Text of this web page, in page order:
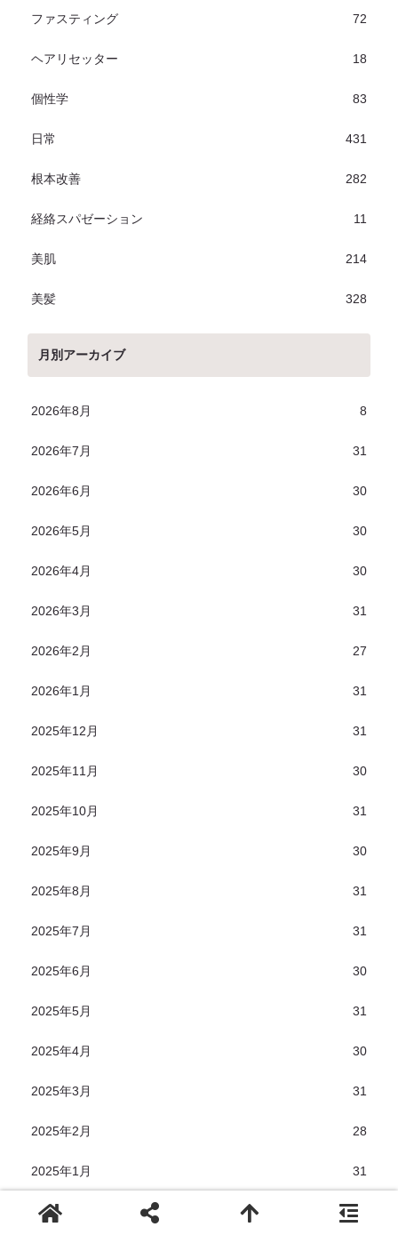
ファスティング 72
ヘアリセッター 18
個性学 83
日常 431
根本改善 282
経絡スパゼーション 11
美肌 214
美髪 328
月別アーカイブ
2026年8月 8
2026年7月 31
2026年6月 30
2026年5月 30
2026年4月 30
2026年3月 31
2026年2月 27
2026年1月 31
2025年12月 31
2025年11月 30
2025年10月 31
2025年9月 30
2025年8月 31
2025年7月 31
2025年6月 30
2025年5月 31
2025年4月 30
2025年3月 31
2025年2月 28
2025年1月 31
2024年12月 31